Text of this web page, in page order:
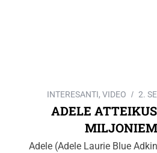
INTERESANTI, VIDEO 2.
ADELE
Adele (Adele Laurie Blue